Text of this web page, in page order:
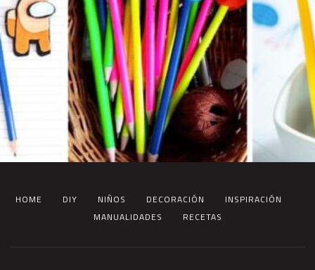
HOME DIY NIÑOS DECORACIÓN
INSPIRACIÓN
MANUALIDADES
RECETAS